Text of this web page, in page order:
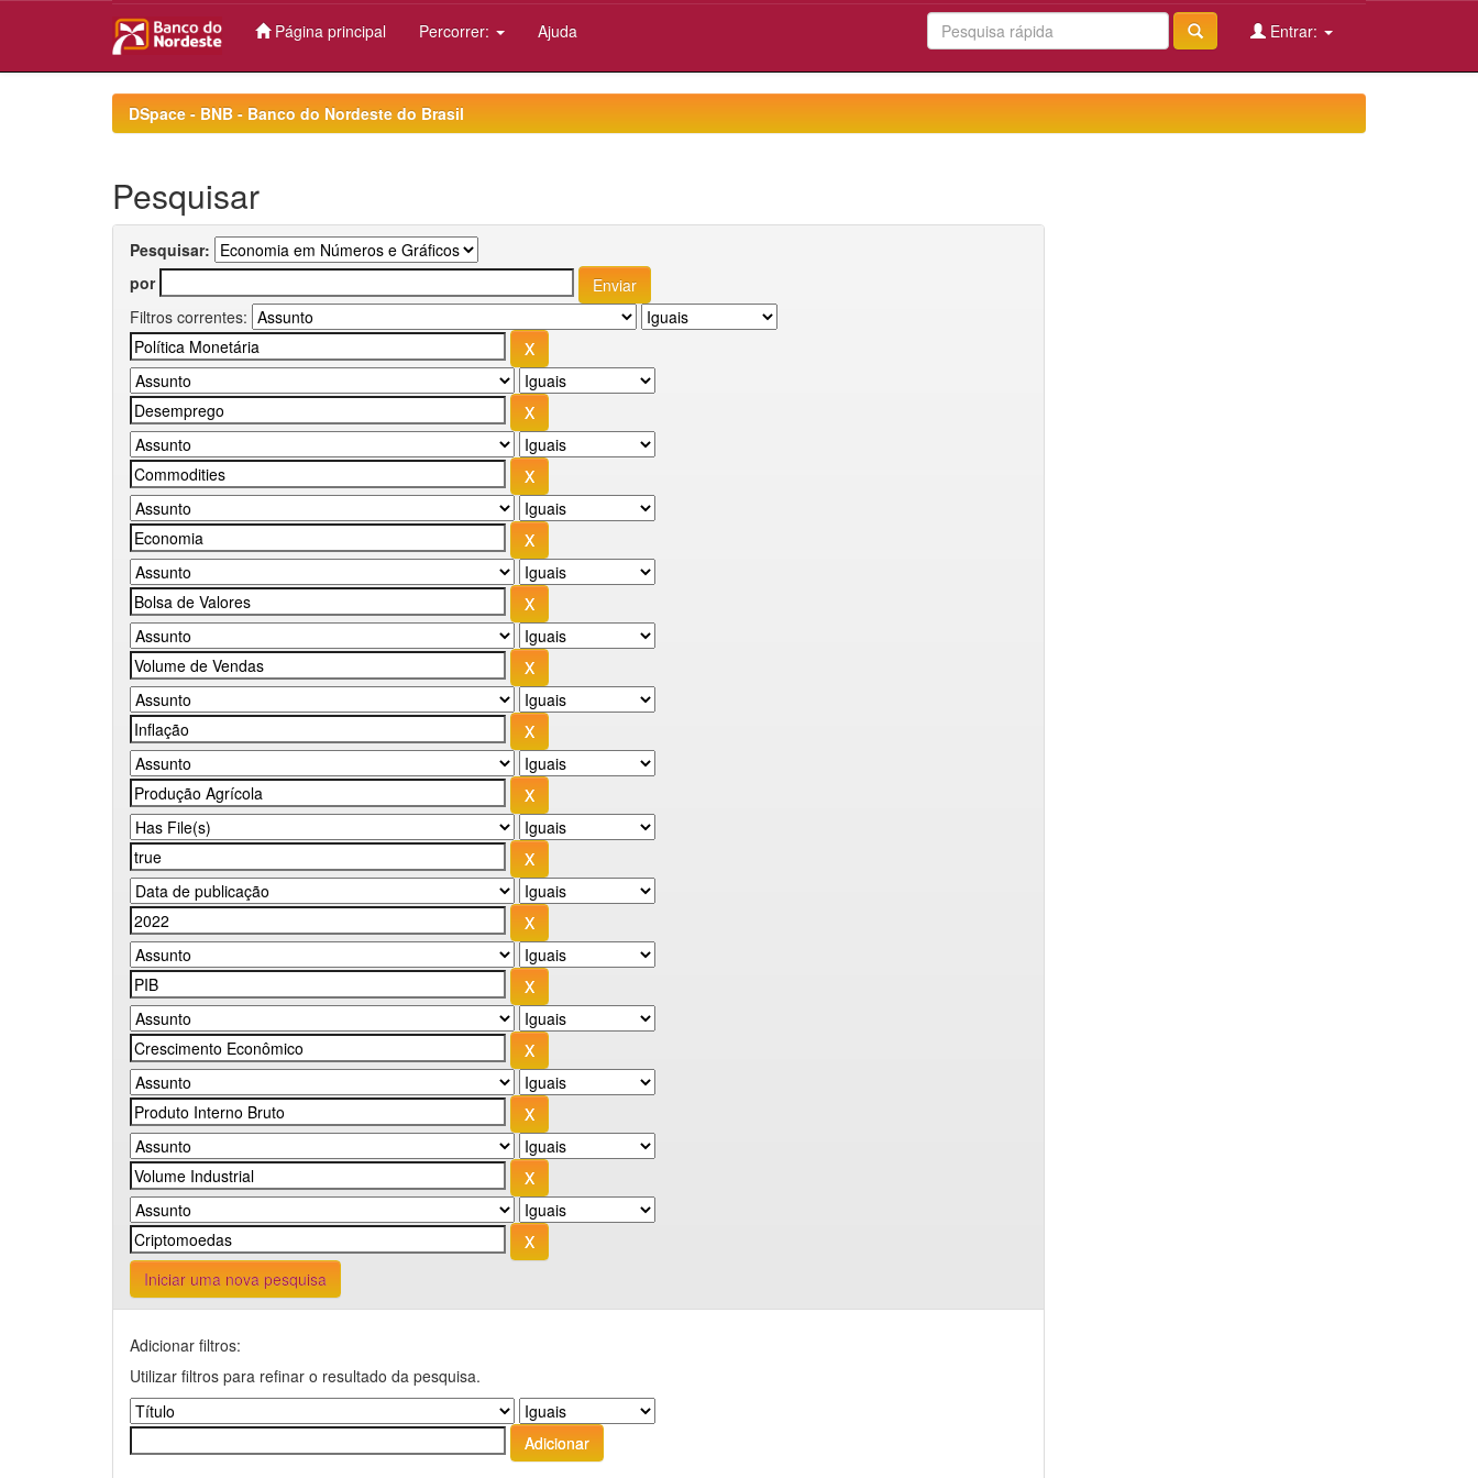
Página principal Percorrer: Ajuda Entrar:
DSpace - BNB - Banco do Nordeste do Brasil
Pesquisar
Pesquisar:
por
Filtros correntes:
Iniciar uma nova pesquisa
Adicionar filtros:
Utilizar filtros para refinar o resultado da pesquisa.